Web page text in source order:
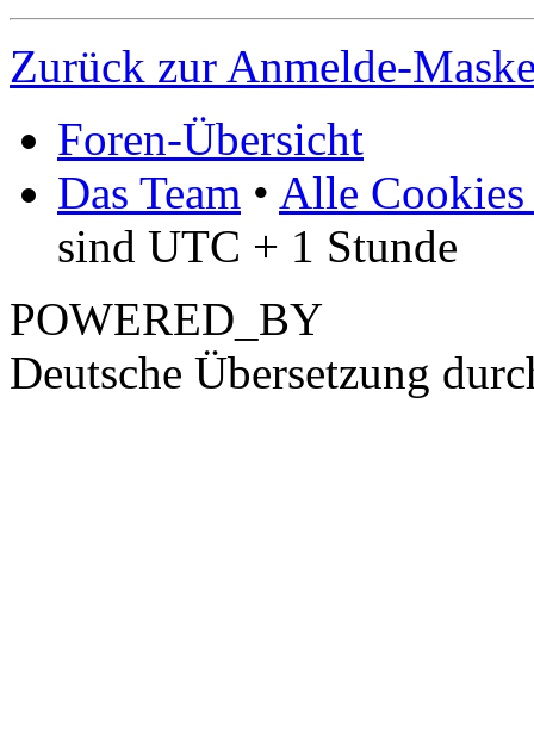
Zurück zur Anmelde-
Foren-Übersicht
Das Team • Alle Cookies
sind UTC + 1 Stunde
POWERED_BY
Deutsche Übersetzung